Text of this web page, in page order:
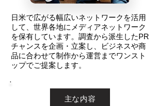
日米で広がる幅広いネットワークを活用
して、世界各地にメディアネットワーク
を保有しています。調査から派生したPR
チャンスを企画・立案し、ビジネスや商
品に合わせて制作から運営までワンスト
ップでご提案します。
主な内容